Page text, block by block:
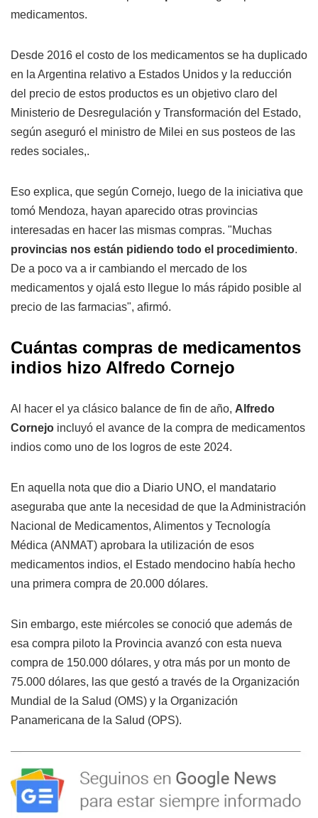
medicamentos.
Desde 2016 el costo de los medicamentos se ha duplicado
en la Argentina relativo a Estados Unidos y la reducción
del precio de estos productos es un objetivo claro del
Ministerio de Desregulación y Transformación del Estado,
según aseguró el ministro de Milei en sus posteos de las
redes sociales,.
Eso explica, que según Cornejo, luego de la iniciativa que
tomó Mendoza, hayan aparecido otras provincias
interesadas en hacer las mismas compras. "Muchas
provincias nos están pidiendo todo el procedimiento.
De a poco va a ir cambiando el mercado de los
medicamentos y ojalá esto llegue lo más rápido posible al
precio de las farmacias", afirmó.
Cuántas compras de medicamentos
indios hizo Alfredo Cornejo
Al hacer el ya clásico balance de fin de año, Alfredo
Cornejo incluyó el avance de la compra de medicamentos
indios como uno de los logros de este 2024.
En aquella nota que dio a Diario UNO, el mandatario
aseguraba que ante la necesidad de que la Administración
Nacional de Medicamentos, Alimentos y Tecnología
Médica (ANMAT) aprobara la utilización de esos
medicamentos indios, el Estado mendocino había hecho
una primera compra de 20.000 dólares.
Sin embargo, este miércoles se conoció que además de
esa compra piloto la Provincia avanzó con esta nueva
compra de 150.000 dólares, y otra más por un monto de
75.000 dólares, las que gestó a través de la Organización
Mundial de la Salud (OMS) y la Organización
Panamericana de la Salud (OPS).